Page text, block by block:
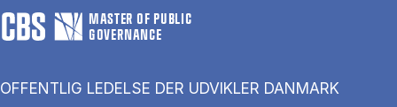
MASTER OF PUBLIC
GOVERNANCE
OFFENTLIG LEDELSE DER UDVIKLER DANMARK